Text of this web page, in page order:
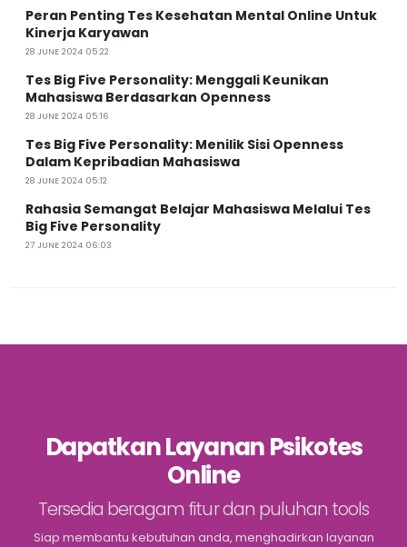
Peran Penting Tes Kesehatan Mental Online Untuk
Kinerja Karyawan
28 JUNE 2024 05:22
Tes Big Five Personality: Menggali Keunikan
Mahasiswa Berdasarkan Openness
28 JUNE 2024 05:16
Tes Big Five Personality: Menilik Sisi Openness
Dalam Kepribadian Mahasiswa
28 JUNE 2024 05:12
Rahasia Semangat Belajar Mahasiswa Melalui Tes
Big Five Personality
27 JUNE 2024 06:03
Dapatkan Layanan Psikotes
Online
Tersedia beragam fitur dan puluhan tools
Siap membantu kebutuhan anda, menghadirkan layanan